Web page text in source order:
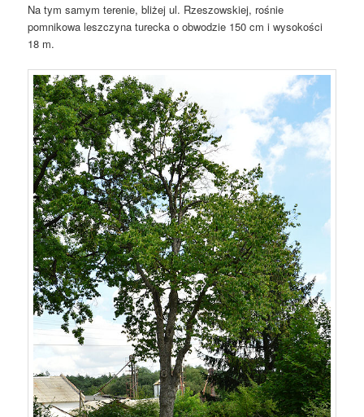
Na tym samym terenie, bliżej ul. Rzeszowskiej, rośnie
pomnikowa leszczyna turecka o obwodzie 150 cm i wysokości
18 m.